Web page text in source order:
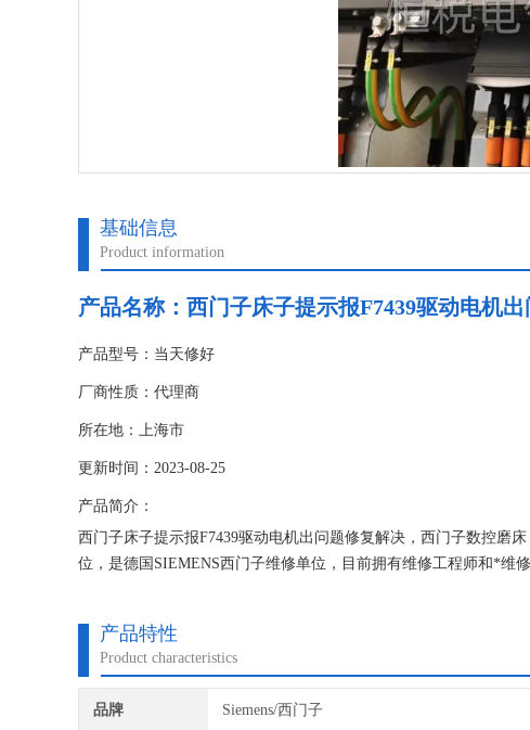
基础信息
Product information
产品名称： 西门子床子提示报F7439驱动电机出
产品型号：当天修好
厂商性质：代理商
所在地：上海市
更新时间：2023-08-25
产品简介：
西门子床子提示报F7439驱动电机出问题修复解决，西门子数控磨
位，是德国SIEMENS西门子维修单位，目前拥有维修工程师和*维
产品特性
Product characteristics
品牌 Siemens/西门子